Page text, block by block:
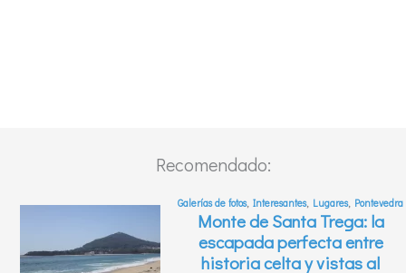
Recomendado: